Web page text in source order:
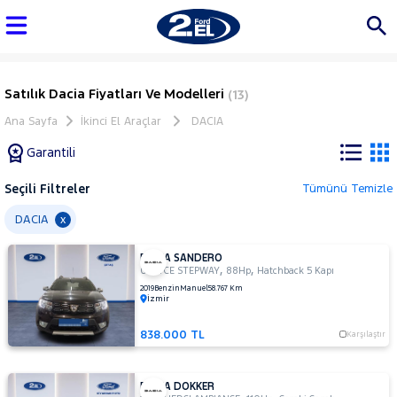
Satılık Dacia Fiyatları Ve Modelleri (13)
Ana Sayfa İkinci El Araçlar DACIA
Garantili
Tüm
Araçlar
AUDI
BMC
BMW
BYD
Seçili Filtreler Tümünü Temizle
DACIA x
DACIA SANDERO
0.9 TCE STEPWAY, 88Hp, Hatchback 5 Kapı
2019Benzin Manuel58.767 Km
İzmir
838.000 TL Karşılaştır
DACIA DOKKER